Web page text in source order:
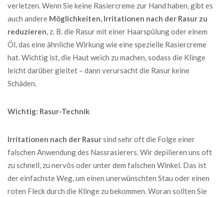
verletzen. Wenn Sie keine Rasiercreme zur Hand haben, gibt es
auch andere Möglichkeiten, Irritationen nach der Rasur zu
reduzieren, z. B. die Rasur mit einer Haarspülung oder einem
Öl, das eine ähnliche Wirkung wie eine spezielle Rasiercreme
hat. Wichtig ist, die Haut weich zu machen, sodass die Klinge
leicht darüber gleitet – dann verursacht die Rasur keine
Schäden.
Wichtig: Rasur-Technik
Irritationen nach der Rasursind sehr oft die Folge einer
falschen Anwendung des Nassrasierers. Wir depilieren uns oft
zu schnell, zu nervös oder unter dem falschen Winkel. Das ist
der einfachste Weg, um einen unerwünschten Stau oder einen
roten Fleck durch die Klinge zu bekommen. Woran sollten Sie